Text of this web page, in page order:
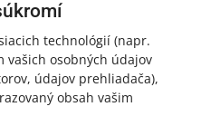
technológií (napr.
vašich osobných údajov
údajov prehliadača),
obsah vašim
beta verziu
vo vašich ponukách
ČÍTAŤ VIAC